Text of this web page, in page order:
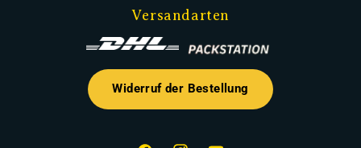
Versandarten
Widerruf der Bestellung